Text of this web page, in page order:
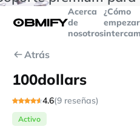
Acerca
de
nosotros
¿Cómo
Atrás
100dollars
4.6(9 reseñas)
Activo